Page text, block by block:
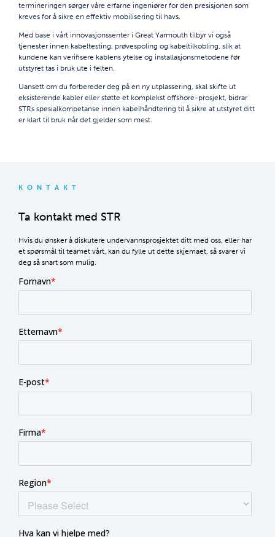
termineringen sørger våre erfarne ingeniører for den presisjonen som
kreves for å sikre en effektiv mobilisering til havs.
Med base i vårt innovasjonssenter i Great Yarmouth tilbyr vi også
tjenester innen kabeltesting, prøvespoling og kabeltilkobling, slik at
kundene kan verifisere kablens ytelse og installasjonsmetodene før
utstyret tas i bruk ute i felten.
Uansett om du forbereder deg på en ny utplassering, skal skifte ut
eksisterende kabler eller støtte et komplekst offshore-prosjekt, bidrar
STRs spesialkompetanse innen kabelhåndtering til å sikre at utstyret ditt
er klart til bruk når det gjelder som mest.
KONTAKT
Ta kontakt med STR
Hvis du ønsker å diskutere undervannsprosjektet ditt med oss, eller har
et spørsmål til teamet vårt, kan du fylle ut dette skjemaet, så svarer vi
deg så snart som mulig.